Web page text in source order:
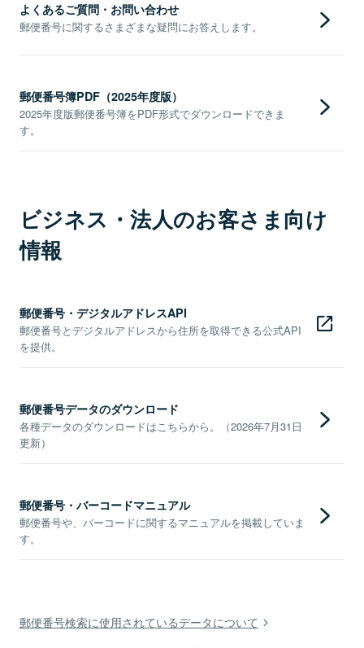
よくあるご質問・お問い合わせ
郵便番号に関するさまざまな疑問にお答えします。
郵便番号簿PDF（2025年度版）
2025年度版郵便番号簿をPDF形式でダウンロードできま
す。
ビジネス・法人のお客さま向け
情報
郵便番号・デジタルアドレスAPI
郵便番号とデジタルアドレスから住所を取得できる公式API
を提供。
郵便番号データのダウンロード
各種データのダウンロードはこちらから。（2026年7月31日
更新）
郵便番号・バーコードマニュアル
郵便番号や、バーコードに関するマニュアルを掲載していま
す。
郵便番号検索に使用されているデータについて